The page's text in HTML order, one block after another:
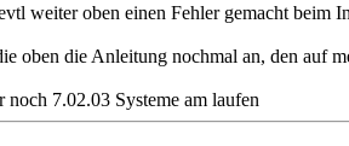
weiter oben einen Fehler gemacht beim
oben die Anleitung nochmal an, den auf
noch 7.02.03 Systeme am laufen